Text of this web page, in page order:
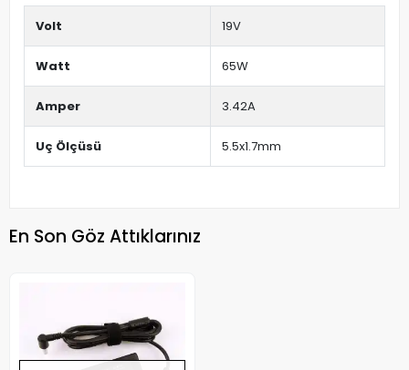
Volt 19V
Watt 65W
Amper 3.42A
Uç Ölçüsü 5.5x1.7mm
En Son Göz Attıklarınız